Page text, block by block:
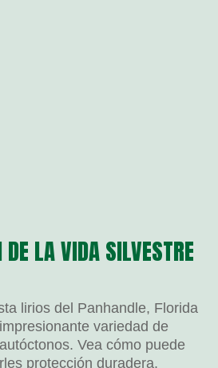
DE LA VIDA SILVESTRE
lirios del Panhandle, Florida
variedad de
Vea cómo puede
protección duradera.